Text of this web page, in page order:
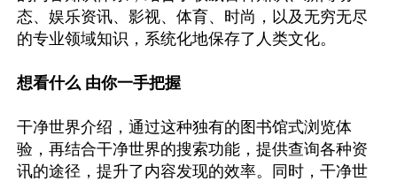
态、娱乐资讯、影视、体育、时尚，以及无穷无尽
的专业领域知识，系统化地保存了人类文化。
想看什么 由你一手把握
干净世界介绍，通过这种独有的图书馆式浏览体
验，再结合干净世界的搜索功能，提供查询各种资
讯的途径，提升了内容发现的效率。同时，干净世